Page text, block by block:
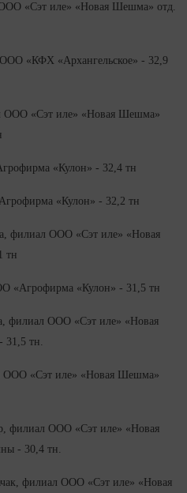
«Сэт иле» «Новая Шешма» отд.
«КФХ «Архангельское» - 32,9
«Сэт иле» «Новая Шешма»
«Кулон» - 32,4 тн
«Кулон» - 32,2 тн
ООО «Сэт иле» «Новая
тн
«Кулон» - 31,5 тн
ООО «Сэт иле» «Новая
31,5 тн.
«Сэт иле» «Новая Шешма»
ООО «Сэт иле» «Новая
- 30,4 тн.
филиал ООО «Сэт иле» «Новая